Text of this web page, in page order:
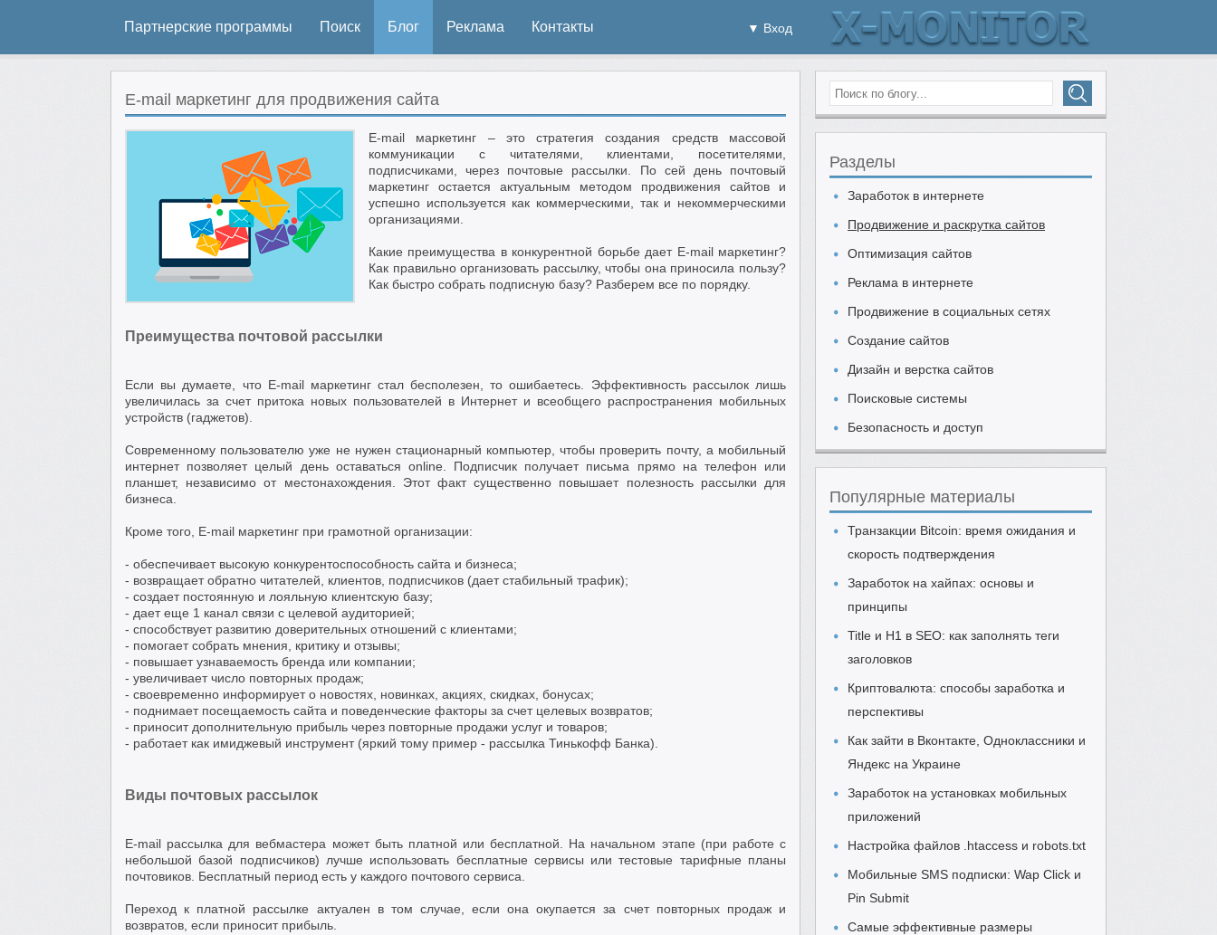
Партнерские программы Поиск Блог Реклама Контакты ▼ Вход
E-mail маркетинг для продвижения сайта
E-mail маркетинг – это стратегия создания средств массовой
коммуникации с читателями, клиентами, посетителями,
подписчиками, через почтовые рассылки. По сей день почтовый
маркетинг остается актуальным методом продвижения сайтов и
успешно используется как коммерческими, так и некоммерческими
организациями.
Какие преимущества в конкурентной борьбе дает E-mail маркетинг?
Как правильно организовать рассылку, чтобы она приносила пользу?
Как быстро собрать подписную базу? Разберем все по порядку.
Преимущества почтовой рассылки
Если вы думаете, что E-mail маркетинг стал бесполезен, то ошибаетесь. Эффективность рассылок лишь
увеличилась за счет притока новых пользователей в Интернет и всеобщего распространения мобильных
устройств (гаджетов).
Современному пользователю уже не нужен стационарный компьютер, чтобы проверить почту, а мобильный
интернет позволяет целый день оставаться online. Подписчик получает письма прямо на телефон или
планшет, независимо от местонахождения. Этот факт существенно повышает полезность рассылки для
бизнеса.
Кроме того, E-mail маркетинг при грамотной организации:
- обеспечивает высокую конкурентоспособность сайта и бизнеса;
- возвращает обратно читателей, клиентов, подписчиков (дает стабильный трафик);
- создает постоянную и лояльную клиентскую базу;
- дает еще 1 канал связи с целевой аудиторией;
- способствует развитию доверительных отношений с клиентами;
- помогает собрать мнения, критику и отзывы;
- повышает узнаваемость бренда или компании;
- увеличивает число повторных продаж;
- своевременно информирует о новостях, новинках, акциях, скидках, бонусах;
- поднимает посещаемость сайта и поведенческие факторы за счет целевых возвратов;
- приносит дополнительную прибыль через повторные продажи услуг и товаров;
- работает как имиджевый инструмент (яркий тому пример - рассылка Тинькофф Банка).
Виды почтовых рассылок
E-mail рассылка для вебмастера может быть платной или бесплатной. На начальном этапе (при работе с
небольшой базой подписчиков) лучше использовать бесплатные сервисы или тестовые тарифные планы
почтовиков. Бесплатный период есть у каждого почтового сервиса.
Переход к платной рассылке актуален в том случае, если она окупается за счет повторных продаж и
возвратов, если приносит прибыль.
Разделы
Заработок в интернете
Продвижение и раскрутка сайтов
Оптимизация сайтов
Реклама в интернете
Продвижение в социальных сетях
Создание сайтов
Дизайн и верстка сайтов
Поисковые системы
Безопасность и доступ
Популярные материалы
Транзакции Bitcoin: время ожидания и
скорость подтверждения
Заработок на хайпах: основы и
принципы
Title и H1 в SEO: как заполнять теги
заголовков
Криптовалюта: способы заработка и
перспективы
Как зайти в Вконтакте, Одноклассники и
Яндекс на Украине
Заработок на установках мобильных
приложений
Настройка файлов .htaccess и robots.txt
Мобильные SMS подписки: Wap Click и
Pin Submit
Самые эффективные размеры